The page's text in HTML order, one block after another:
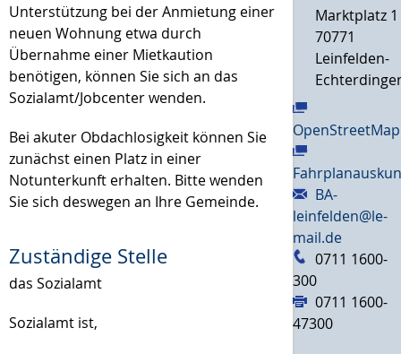
Unterstützung bei der Anmietung einer
neuen Wohnung etwa durch
Übernahme einer Mietkaution
benötigen, können Sie sich an das
Sozialamt/Jobcenter wenden.
Bei akuter Obdachlosigkeit können Sie
zunächst einen Platz in einer
Notunterkunft erhalten. Bitte wenden
Sie sich deswegen an Ihre Gemeinde.
Zuständige Stelle
das Sozialamt
Sozialamt ist,
Marktplatz 1
70771
Leinfelden-
OpenStreetMap
BA-
leinfelden@le-
mail.de
0711 1600-
300
0711 1600-
47300